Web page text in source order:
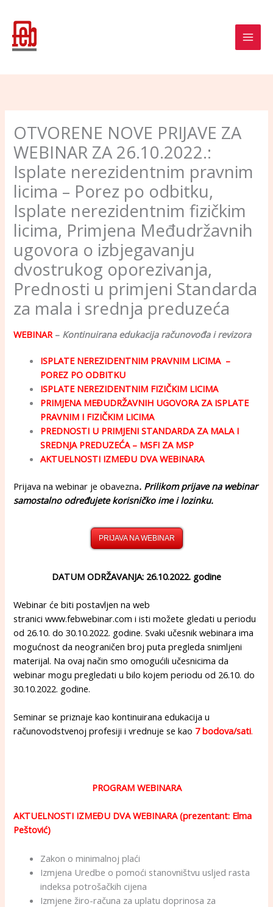
content
OTVORENE NOVE PRIJAVE ZA
WEBINAR ZA 26.10.2022.:
Isplate nerezidentnim pravnim
licima – Porez po odbitku,
Isplate nerezidentnim fizičkim
licima, Primjena Međudržavnih
ugovora o izbjegavanju
dvostrukog oporezivanja,
Prednosti u primjeni Standarda
za mala i srednja preduzeća
WEBINAR – Kontinuirana edukacija računovođa i revizora
ISPLATE NEREZIDENTNIM PRAVNIM LICIMA –
POREZ PO ODBITKU
ISPLATE NEREZIDENTNIM FIZIČKIM LICIMA
PRIMJENA MEĐUDRŽAVNIH UGOVORA ZA ISPLATE
PRAVNIM I FIZIČKIM LICIMA
PREDNOSTI U PRIMJENI STANDARDA ZA MALA I
SREDNJA PREDUZEĆA – MSFI ZA MSP
AKTUELNOSTI IZMEĐU DVA WEBINARA
Prijava na webinar je obavezna. Prilikom prijave na webinar
samostalno određujete korisničko ime i lozinku.
PRIJAVA NA WEBINAR
DATUM ODRŽAVANJA: 26.10.2022. godine
Webinar će biti postavljen na web
straniciwww.febwebinar.com i isti možete gledati u periodu
od 26.10. do 30.10.2022. godine. Svaki učesnik webinara ima
mogućnost da neograničen broj puta pregleda snimljeni
materijal. Na ovaj način smo omogućili učesnicima da
webinar mogu pregledati u bilo kojem periodu od 26.10. do
30.10.2022. godine.
Seminar se priznaje kao kontinuirana edukacija u
računovodstvenoj profesiji i vrednuje se kao 7 bodova/sati.
PROGRAM WEBINARA
AKTUELNOSTI IZMEĐU DVA WEBINARA (prezentant: Elma
Peštović)
Zakon o minimalnoj plaći
Izmjena Uredbe o pomoći stanovništvu usljed rasta
indeksa potrošačkih cijena
Izmjene žiro-računa za uplatu doprinosa za